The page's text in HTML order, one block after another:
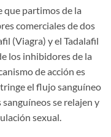
que partimos de la
comerciales de dos
(Viagra) y el Tadalafil
los inhibidores de la
de acción es
el flujo sanguíneo
se relajen y
sexual.